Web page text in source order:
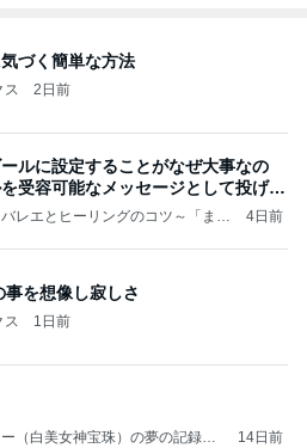
づく簡単な方法
ス 2日前
ルに設定することがなぜ大事なの
受容可能なメッセージとして投げる
レエとヒーリングのコツ～「まと
4日前
事を想像し寂しさ
ス 1日前
（白美女神宝珠）の夢の記録
14日前